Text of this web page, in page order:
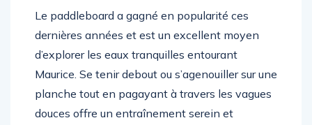
Le paddleboard a gagné en popularité ces
dernières années et est un excellent moyen
d’explorer les eaux tranquilles entourant
Maurice. Se tenir debout ou s’agenouiller sur une
planche tout en pagayant à travers les vagues
douces offre un entraînement serein et